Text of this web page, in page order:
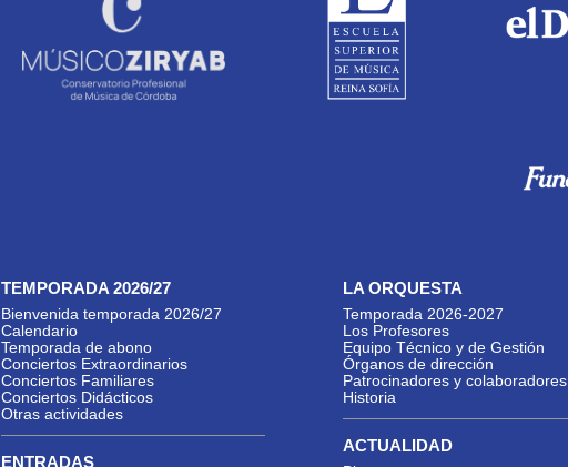
TEMPORADA 2026/27
Bienvenida temporada 2026/27
Calendario
Temporada de abono
Conciertos Extraordinarios
Conciertos Familiares
Conciertos Didácticos
Otras actividades
ENTRADAS
LA ORQUESTA
Temporada 2026-2027
Los Profesores
Equipo Técnico y de Gestión
Órganos de dirección
Patrocinadores y colaboradores
Historia
ACTUALIDAD